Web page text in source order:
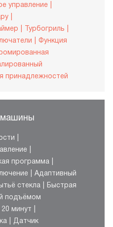
управление
Турбогриль
Функция
принадлежностей
программа
Адаптивный
стекла
Быстрая
подъёмом
минут
Датчик